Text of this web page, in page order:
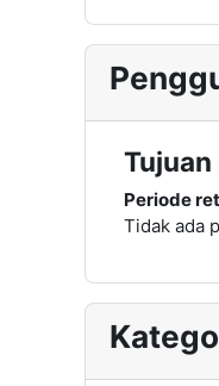
Tujuan
Periode
Tidak ada